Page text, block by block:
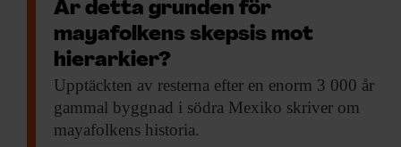
Är detta grunden för
mayafolkens skepsis mot
hierarkier?
Upptäckten av resterna efter en enorm 3 000 år
gammal byggnad i södra Mexiko skriver om
mayafolkens historia.